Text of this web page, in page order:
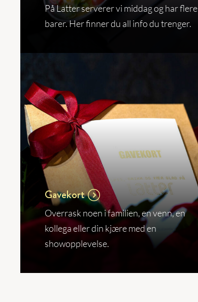
På Latter serverer vi middag og har flere
barer. Her finner du all info du trenger.
Gavekort
Overrask noen i familien, en venn, en
kollega eller din kjære med en
showopplevelse.